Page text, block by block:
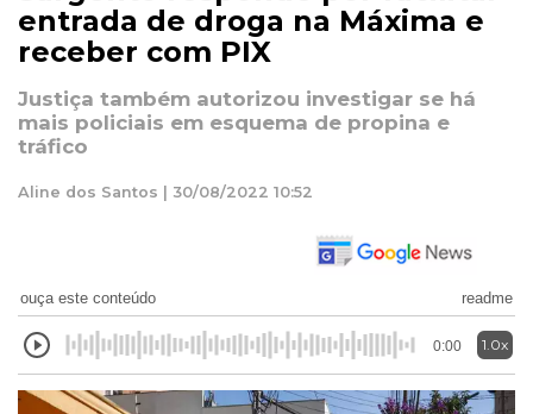
entrada de droga na Máxima e
receber com PIX
Justiça também autorizou investigar se há
mais policiais em esquema de propina e
tráfico
Aline dos Santos | 30/08/2022 10:52
ouça este conteúdo readme
0:00 1.0x